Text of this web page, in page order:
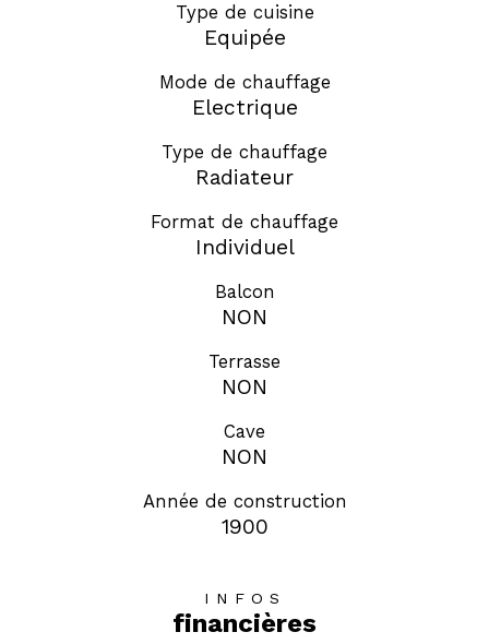
Type de cuisine
Equipée
Mode de chauffage
Electrique
Type de chauffage
Radiateur
Format de chauffage
Individuel
Balcon
NON
Terrasse
NON
Cave
NON
Année de construction
1900
INFOS
financières